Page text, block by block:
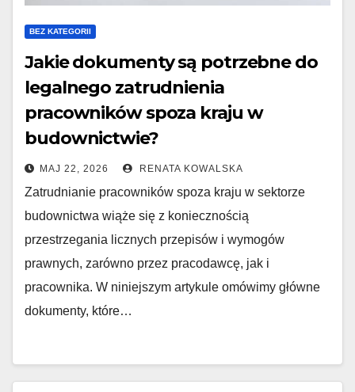
BEZ KATEGORII
Jakie dokumenty są potrzebne do
legalnego zatrudnienia
pracowników spoza kraju w
budownictwie?
MAJ 22, 2026 RENATA KOWALSKA
Zatrudnianie pracowników spoza kraju w sektorze
budownictwa wiąże się z koniecznością
przestrzegania licznych przepisów i wymogów
prawnych, zarówno przez pracodawcę, jak i
pracownika. W niniejszym artykule omówimy główne
dokumenty, które…